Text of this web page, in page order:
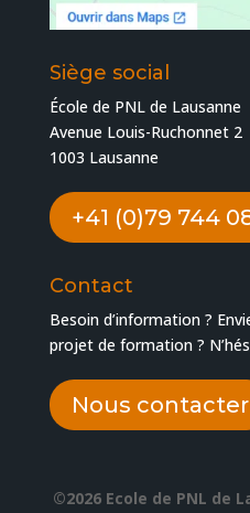
Siège social
École de PNL de Lausanne
Avenue Louis-Ruchonnet 2
1003 Lausanne
+41 (0)79 744
Contact
Besoin d’information ?
projet de formation ?
Nous contacter
©2026 Ecole de PNL de